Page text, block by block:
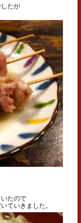
たが
たので
ていきました。